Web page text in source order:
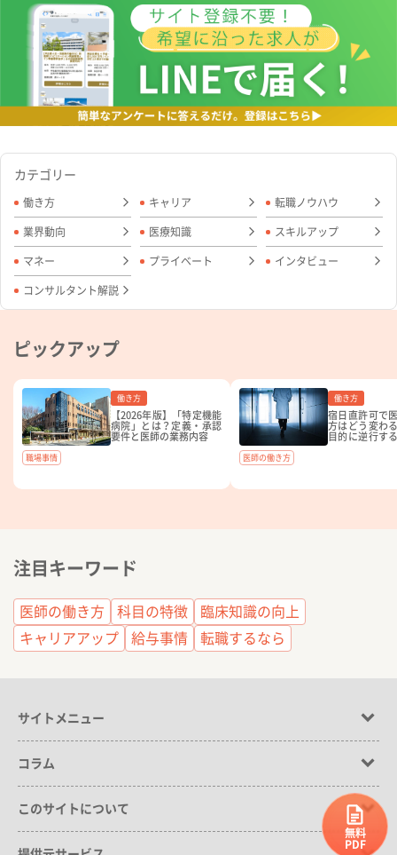
ピックアップ
働き方
【2026年版】「特定機能
病院」とは？定義・承認
要件と医師の業務内容
職場事情
働き方
宿日直許可で
方はどう変わ
目的に逆行す
医師の働き方
注目キーワード
医師の働き方 科目の特徴
臨床知識の向上
キャリアアップ
給与事情 転職するなら
カテゴリー
働き方 キャリア 転職ノウハウ
業界動向 医療知識 スキルアップ
マネー プライベート インタビュー
コンサルタント解説
サイトメニュー
コラム
このサイトについて
無料
PDF